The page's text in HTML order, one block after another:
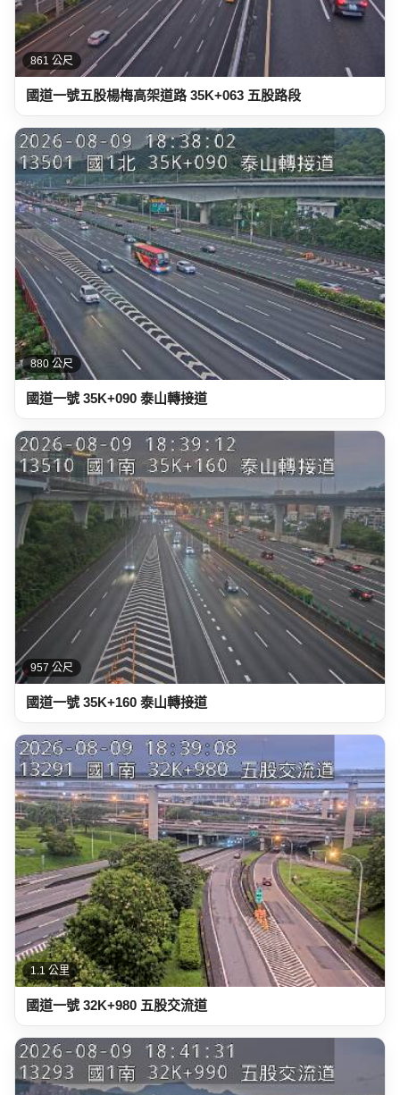
861 公尺
國道一號五股楊梅高架道路 35K+063 五股路段
880 公尺
國道一號 35K+090 泰山轉接道
957 公尺
國道一號 35K+160 泰山轉接道
1.1 公里
國道一號 32K+980 五股交流道